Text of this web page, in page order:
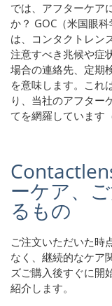
では、アフターケア
か？ GOC（米国眼
は、コンタクトレン
注意すべき兆候や症
場合の連絡先、定期
を意味します。これ
り、当社のアフター
てを網羅しています
ーケア、
るもの
ご注文いただいた時
なく、継続的なケア
ズご購入後すぐに開
紹介します。